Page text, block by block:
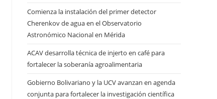
Comienza la instalación del primer detector
Cherenkov de agua en el Observatorio
Astronómico Nacional en Mérida
ACAV desarrolla técnica de injerto en café para
fortalecer la soberanía agroalimentaria
Gobierno Bolivariano y la UCV avanzan en agenda
conjunta para fortalecer la investigación científica